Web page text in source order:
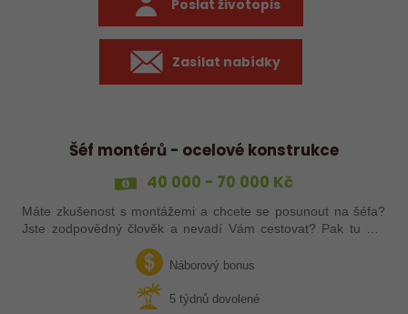
Poslat životopis
Zasílat nabídky
Šéf montérů - ocelové konstrukce
40 000 - 70 000 Kč
Máte zkušenost s montážemi a chcete se posunout na šéfa?
Jste zodpovědný člověk a nevadí Vám cestovat? Pak tu pro
Náborový bonus
5 týdnů dovolené